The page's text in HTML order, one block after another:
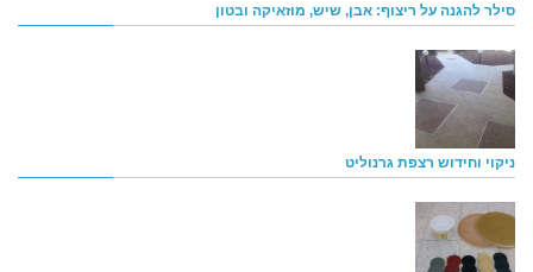
סילר להגנה על ריצוף: אבן, שיש, מוזאיקה ובטון
ניקוי וחידוש רצפת גרנוליט